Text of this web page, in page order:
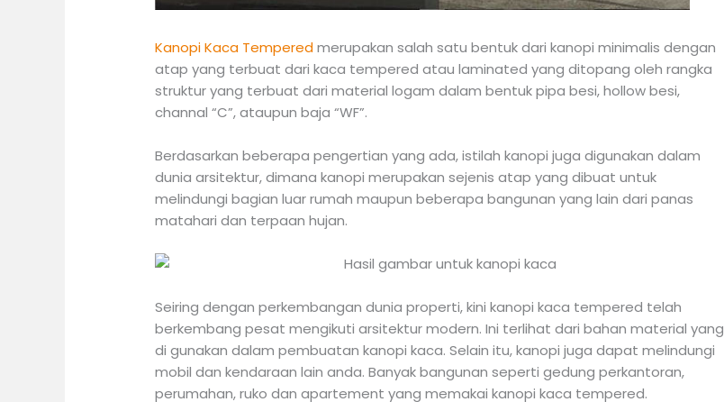
Kanopi Kaca Temperedmerupakan salah satu bentuk dari kanopi minimalis dengan
atap yang terbuat dari kaca tempered atau laminated yang ditopang oleh rangka
struktur yang terbuat dari material logam dalam bentuk pipa besi, hollow besi,
channal “C”, ataupun baja “WF”.
Berdasarkan beberapa pengertian yang ada, istilah kanopi juga digunakan dalam
dunia arsitektur, dimana kanopi merupakan sejenis atap yang dibuat untuk
melindungi bagian luar rumah maupun beberapa bangunan yang lain dari panas
matahari dan terpaan hujan.
Seiring dengan perkembangan dunia properti, kini kanopi kaca tempered telah
berkembang pesat mengikuti arsitektur modern. Ini terlihat dari bahan material yang
di gunakan dalam pembuatan kanopi kaca. Selain itu, kanopi juga dapat melindungi
mobil dan kendaraan lain anda. Banyak bangunan seperti gedung perkantoran,
perumahan, ruko dan apartement yang memakai kanopi kaca tempered.